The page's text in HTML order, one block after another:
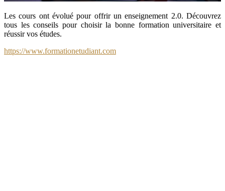
Les cours ont évolué pour offrir un enseignement 2.0. Découvrez
tous les conseils pour choisir la bonne formation universitaire et
réussir vos études.
https://www.formationetudiant.com